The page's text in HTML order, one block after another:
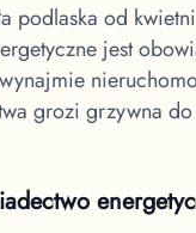
podlaska od
jest
grozi grzywna do